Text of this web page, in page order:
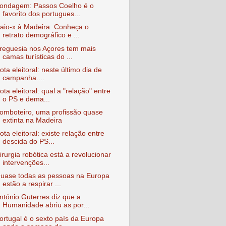
Passos Coelho é o
favorito dos portugues...
x à Madeira. Conheça o
retrato demográfico e ...
nos Açores tem mais
camas turísticas do ...
eleitoral: neste último dia de
campanha....
eleitoral: qual a "relação" entre
o PS e dema...
uma profissão quase
extinta na Madeira
eleitoral: existe relação entre
descida do PS...
robótica está a revolucionar
intervenções...
todas as pessoas na Europa
estão a respirar ...
Guterres diz que a
Humanidade abriu as por...
é o sexto país da Europa